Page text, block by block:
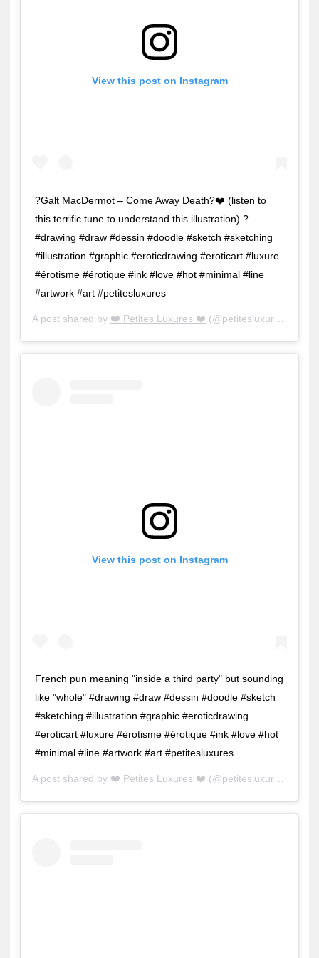
View this post on Instagram
?Galt MacDermot – Come Away Death?❤️ (listen to
this terrific tune to understand this illustration) ?
#drawing #draw #dessin #doodle #sketch #sketching
#illustration #graphic #eroticdrawing #eroticart #luxure
#érotisme #érotique #ink #love #hot #minimal #line
#artwork #art #petitesluxures
A post shared by ❤️ Petites Luxures ❤️ (@petitesluxures) on
View this post on Instagram
French pun meaning "inside a third party" but sounding
like "whole" #drawing #draw #dessin #doodle #sketch
#sketching #illustration #graphic #eroticdrawing
#eroticart #luxure #érotisme #érotique #ink #love #hot
#minimal #line #artwork #art #petitesluxures
A post shared by ❤️ Petites Luxures ❤️ (@petitesluxures) on